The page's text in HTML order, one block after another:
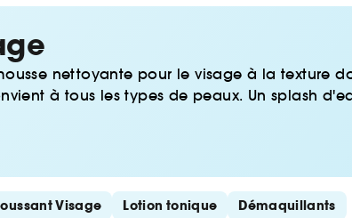
nettoyante pour le visage à la texture
à tous les types de peaux. Un splash
Visage Lotion tonique Démaquillants